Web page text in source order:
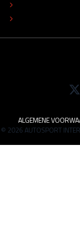
ALGEMENE
© 2026 AUTOSPORT